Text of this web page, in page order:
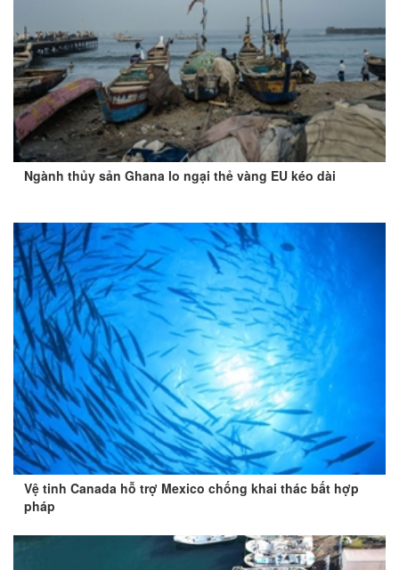
Ngành thủy sản Ghana lo ngại thẻ vàng EU kéo dài
Vệ tinh Canada hỗ trợ Mexico chống khai thác bất hợp
pháp